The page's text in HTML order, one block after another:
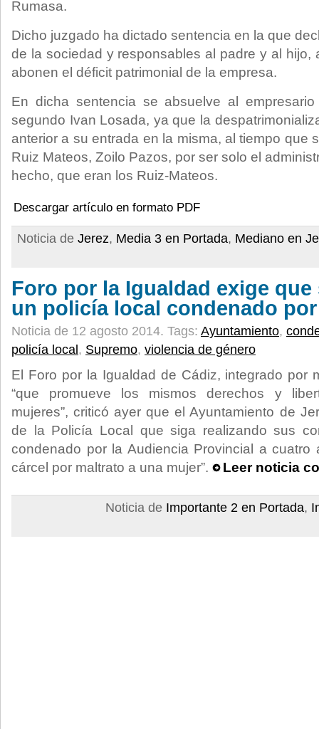
Rumasa.
Dicho juzgado ha dictado sentencia en la que
de la sociedad y responsables al padre y al hijo,
abonen el déficit patrimonial de la empresa.
En dicha sentencia se absuelve al
segundo Ivan Losada, ya que la
anterior a su entrada en la misma, al tiempo que
Ruiz Mateos, Zoilo Pazos, por ser solo el
hecho, que eran los Ruiz-Mateos.
Descargar artículo en formato PDF
Noticia de Jerez, Media 3 en Portada, Mediano en
Foro por la Igualdad exige que
un policía local condenado
Noticia de 12 agosto 2014. Tags: Ayuntamiento,
policía local , Supremo, violencia de género
El Foro por la Igualdad de Cádiz, integrado por
“que promueve los mismos derechos y
mujeres”, criticó ayer que el Ayuntamiento de
de la Policía Local que siga realizando sus
condenado por la Audiencia Provincial a
cárcel por maltrato a una mujer”.
Leer noticia
Noticia de Importante 2 en Portada,